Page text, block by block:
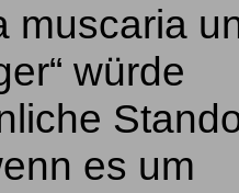
muscaria
würde
es um